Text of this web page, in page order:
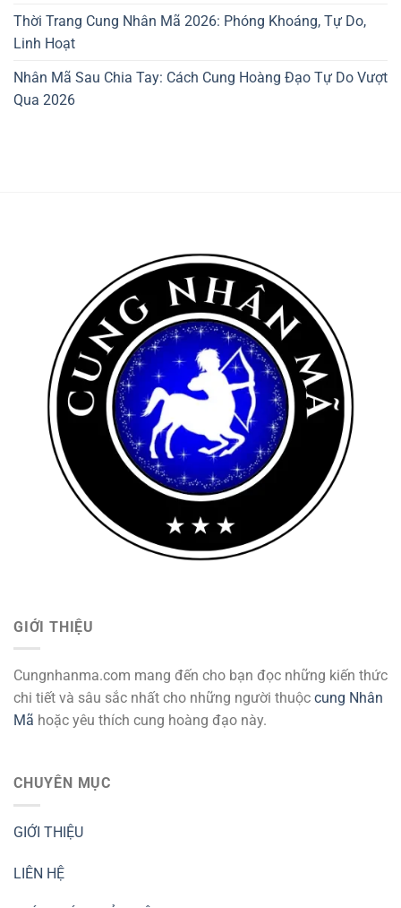
Thời Trang Cung Nhân Mã 2026: Phóng Khoáng, Tự Do,
Linh Hoạt
Nhân Mã Sau Chia Tay: Cách Cung Hoàng Đạo Tự Do Vượt
Qua 2026
GIỚI THIỆU
Cungnhanma.com mang đến cho bạn đọc những kiến thức
chi tiết và sâu sắc nhất cho những người thuộc cung Nhân
Mã hoặc yêu thích cung hoàng đạo này.
CHUYÊN MỤC
GIỚI THIỆU
LIÊN HỆ